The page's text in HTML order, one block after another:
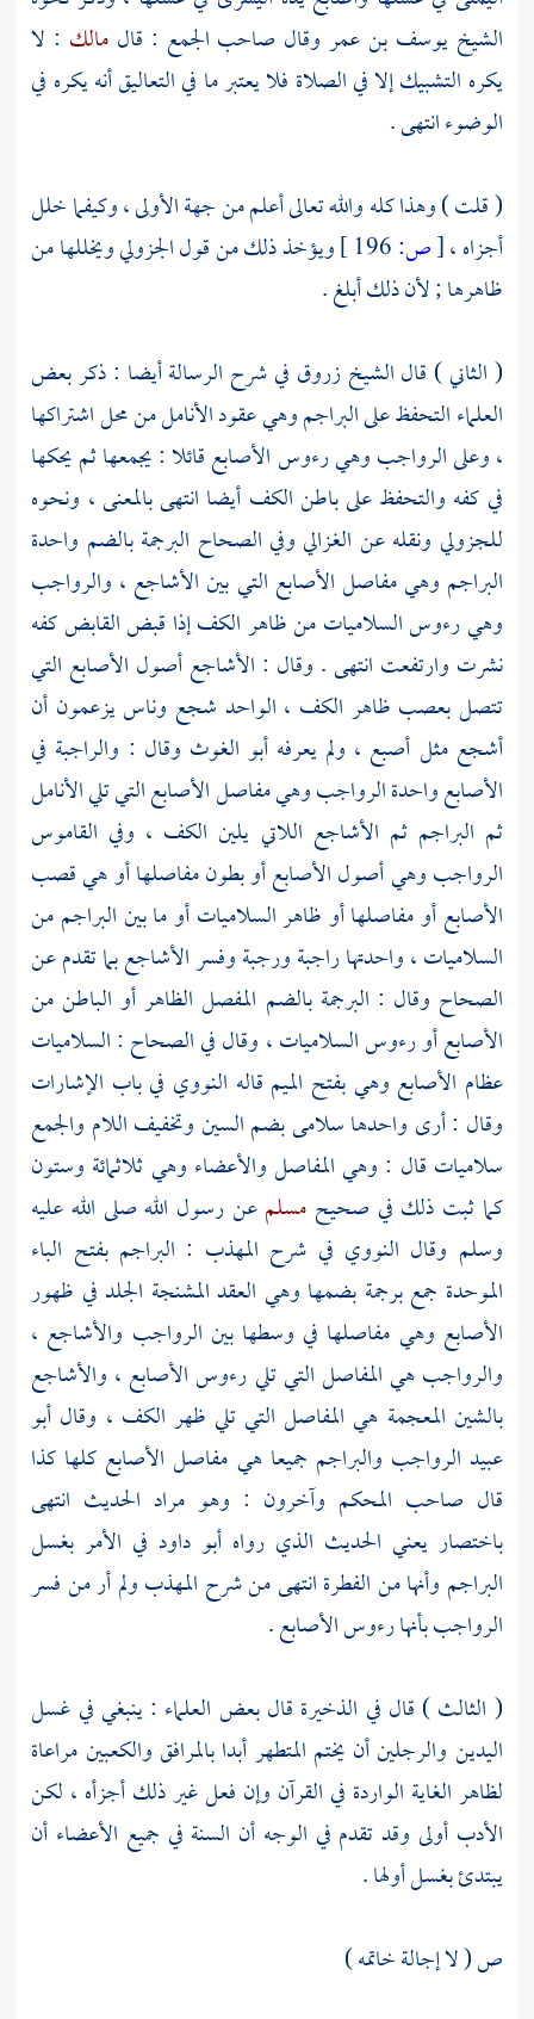
الشيخيوسف بن عمر وقال صاحب الجمع : قال مالك : لا
يكره التشبيك إلا في الصلاة فلا يعتبر ما في التعاليق أنه يكره في
الوضوء انتهى .
(قلت) وهذا كله والله تعالى أعلم من جهة الأولى ، وكيفما خلل
أجزاه ،[ص: ويؤخذ ذلك من قولالجزوليويخللها من
ظاهرها ; لأن ذلك أبلغ .
( الثاني ) قال الشيخزروق في شرح الرسالة أيضا : ذكر بعض
العلماء التحفظ على البراجم وهي عقود الأنامل من محل اشتراكها
، وعلى الرواجب وهي رءوس الأصابع قائلا : يجمعها ثم يحكها
في كفه والتحفظ على باطن الكف أيضا انتهى بالمعنى ، ونحوه
للجزولي ونقله عن الغزاليوفي الصحاح البرجمة بالضم واحدة
البراجم وهي مفاصل الأصابع التي بين الأشاجع ، والرواجب
وهي رءوس السلاميات من ظاهر الكف إذا قبض القابض كفه
نشرت وارتفعت انتهى . وقال : الأشاجع أصول الأصابع التي
تتصل بعصب ظاهر الكف ، الواحد شجع وناس يزعمون أن
أشجع مثل أصبع ، ولم يعرفهأبو الغوث وقال : والراجبة في
الأصابع واحدة الرواجب وهي مفاصل الأصابع التي تلي الأنامل
ثم البراجم ثم الأشاجع اللاتي يلين الكف ، وفي القاموس
الرواجب وهي أصول الأصابع أو بطون مفاصلها أو هي قصب
الأصابع أو مفاصلها أو ظاهر السلاميات أو ما بين البراجم من
السلاميات ، واحدتها راجبة ورجبة وفسر الأشاجع بما تقدم عن
الصحاح وقال : البرجمة بالضم المفصل الظاهر أو الباطن من
الأصابع أو رءوس السلاميات ، وقال في الصحاح : السلاميات
عظام الأصابع وهي بفتح الميم قاله النووي في باب الإشارات
وقال : أرى واحدها سلامى بضم السين وتخفيف اللام والجمع
سلاميات قال : وهي المفاصل والأعضاء وهي ثلاثمائة وستون
كما ثبت ذلك في صحيح مسلمعن رسول الله صلى الله عليه
وسلم وقال النووي في شرح المهذب : البراجم بفتح الباء
الموحدة جمع برجمة بضمها وهي العقد المشنجة الجلد في ظهور
الأصابع وهي مفاصلها في وسطها بين الرواجب والأشاجع ،
والرواجب هي المفاصل التي تلي رءوس الأصابع ، والأشاجع
بالشين المعجمة هي المفاصل التي تلي ظهر الكف ، وقال أبو
عبيد الرواجب والبراجم جميعا هي مفاصل الأصابع كلها كذا
قال صاحب المحكم وآخرون : وهو مراد الحديث انتهى
باختصار يعني الحديث الذي رواه أبو داود في الأمر بغسل
البراجم وأنها من الفطرة انتهى من شرح المهذب ولم أر من فسر
الرواجب بأنها رءوس الأصابع .
( الثالث ) قال في الذخيرة قال بعض العلماء : ينبغي في غسل
اليدين والرجلين أن يختم المتطهر أبدا بالمرافق والكعبين مراعاة
لظاهر الغاية الواردة في القرآن وإن فعل غير ذلك أجزأه ، لكن
الأدب أولى وقد تقدم في الوجه أن السنة في جميع الأعضاء أن
يبتدئ بغسل أولها .
ص ( لا إجالة خاتمه )